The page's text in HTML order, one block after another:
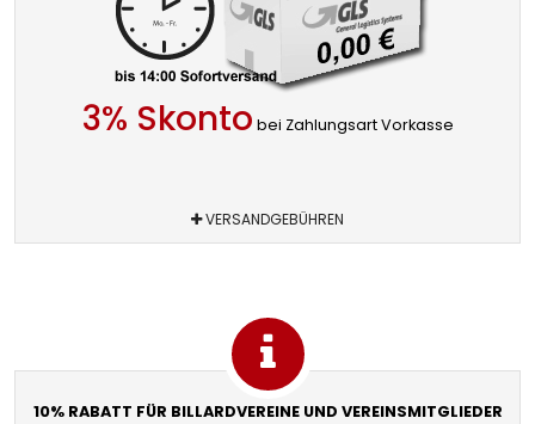
3% Skonto bei Zahlungsart Vorkasse
VERSANDGEBÜHREN
10% RABATT FÜR BILLARDVEREINE UND VEREINSMITGLIEDER